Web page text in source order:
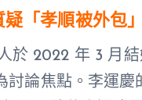
「孝順被外包」
於 2022 年 3 月
論焦點。李運